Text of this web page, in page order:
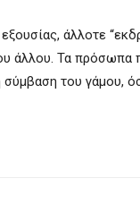
άλλοτε
άλλου. Τα
του γάμου,